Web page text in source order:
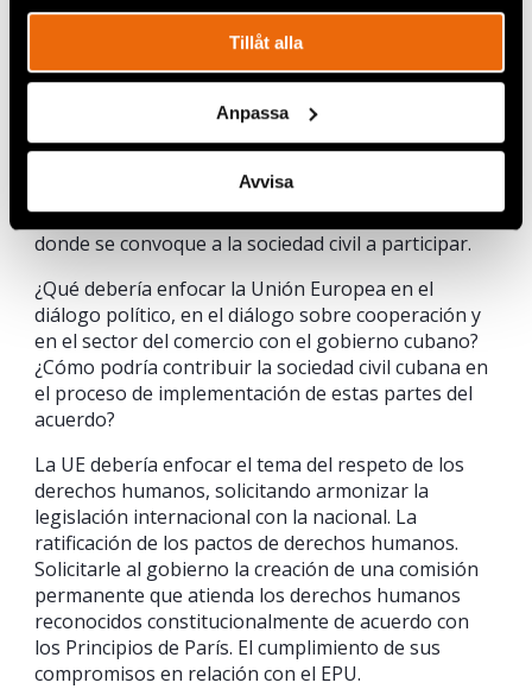
Tillåt alla
Anpassa
Avvisa
haciéndola visible; ayudando en la divulgación de las
violaciones de derechos humanos, que en nuestra
informes y comunicados ante situaciones delicadas
o emergentes que enfrentan los periodistas. Invitar
a la sociedad civil, y en especial a los defensores de
propósito de conocer la realidad de la Cuba de hoy
en esa importante asignatura. Realizar talleres,
donde se convoque a la sociedad civil a participar.
¿Qué debería enfocar la Unión Europea en el
diálogo político, en el diálogo sobre cooperación y
en el sector del comercio con el gobierno cubano?
¿Cómo podría contribuir la sociedad civil cubana en
el proceso de implementación de estas partes del
acuerdo?
La UE debería enfocar el tema del respeto de los
derechos humanos, solicitando armonizar la
legislación internacional con la nacional. La
ratificación de los pactos de derechos humanos.
Solicitarle al gobierno la creación de una comisión
permanente que atienda los derechos humanos
reconocidos constitucionalmente de acuerdo con
los Principios de París. El cumplimiento de sus
compromisos en relación con el EPU.